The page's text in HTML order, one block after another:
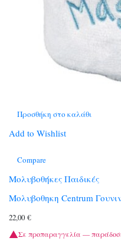
Προσθήκη στο καλάθι
Add to Wishlist
Compare
Μολυβοθήκες Παιδικές
Μολυβοθηκη Centrum
22,00 €
Σε προπαραγγελία —